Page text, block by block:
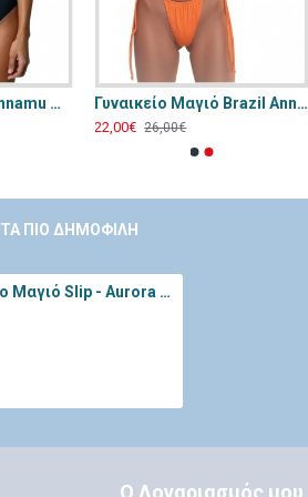
Γυναικείο Μαγιό Annamu Μαύρο Φλοράλ A-1084 Γυναικείο Μαγιό Brazil Annamu Πορτοκαλί A-1053
22,00€ 26,00€
ΤΑ ΠΙΟ ΔΗΜΟΦΙΛΉ
Γυναικείο Μαγιό Slip - Aurora Σκούρο Μπλε M-01-Blue
Ο Λογαριασμός μου